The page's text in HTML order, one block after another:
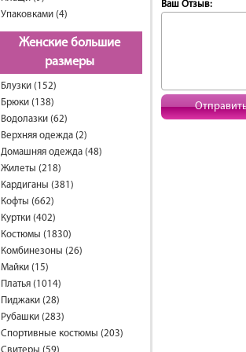
Упаковками (4)
Женские большие
размеры
Блузки (152)
Брюки (138)
Водолазки (62)
Верхняя одежда (2)
Домашняя одежда (48)
Жилеты (218)
Кардиганы (381)
Кофты (662)
Куртки (402)
Костюмы (1830)
Комбинезоны (26)
Майки (15)
Платья (1014)
Пиджаки (28)
Рубашки (283)
Спортивные костюмы (203)
Ваш Отзыв: